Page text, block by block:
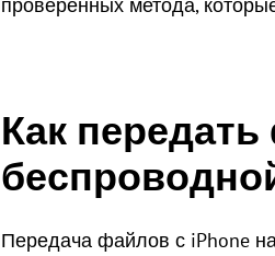
проверенных метода,
Как
Передача файлов с iPhone